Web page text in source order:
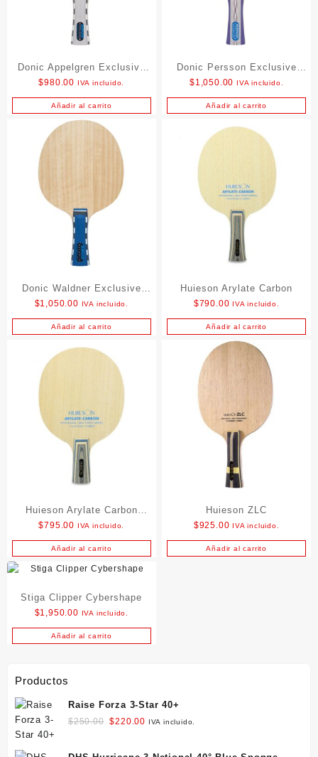
Donic Appelgren Exclusive
AR
$980.00 IVA incluido.
Añadir al carrito
Donic Persson Exclusive
OFF
$1,050.00 IVA incluido.
Añadir al carrito
Donic Waldner Exclusive
AR+
$1,050.00 IVA incluido.
Añadir al carrito
Huieson Arylate Carbon
$790.00 IVA incluido.
Añadir al carrito
Huieson Arylate Carbon
Penhold
$795.00 IVA incluido.
Añadir al carrito
Huieson ZLC
$925.00 IVA incluido.
Añadir al carrito
Stiga Clipper Cybershape
$1,950.00 IVA incluido.
Añadir al carrito
Productos
Raise Forza 3-Star 40+
$250.00 Original
$220.00 Current
IVA incluido.